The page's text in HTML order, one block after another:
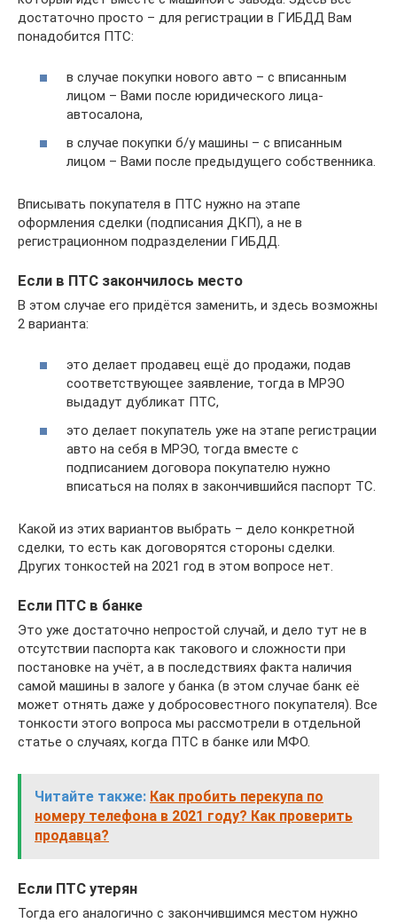
достаточно просто – для регистрации в ГИБДД Вам
понадобится ПТС:
в случае покупки нового авто – с вписанным
лицом – Вами после юридического лица-
автосалона,
в случае покупки б/у машины – с вписанным
лицом – Вами после предыдущего собственника.
Вписывать покупателя в ПТС нужно на этапе
оформления сделки (подписания ДКП), а не в
регистрационном подразделении ГИБДД.
Если в ПТС закончилось место
В этом случае его придётся заменить, и здесь возможны
2 варианта:
это делает продавец ещё до продажи, подав
соответствующее заявление, тогда в МРЭО
выдадут дубликат ПТС,
это делает покупатель уже на этапе регистрации
авто на себя в МРЭО, тогда вместе с
подписанием договора покупателю нужно
вписаться на полях в закончившийся паспорт ТС.
Какой из этих вариантов выбрать – дело конкретной
сделки, то есть как договорятся стороны сделки.
Других тонкостей на 2021 год в этом вопросе нет.
Если ПТС в банке
Это уже достаточно непростой случай, и дело тут не в
отсутствии паспорта как такового и сложности при
постановке на учёт, а в последствиях факта наличия
самой машины в залоге у банка (в этом случае банк её
может отнять даже у добросовестного покупателя). Все
тонкости этого вопроса мы рассмотрели в отдельной
статье о случаях, когда ПТС в банке или МФО.
Читайте также: Как пробить перекупа по
номеру телефона в 2021 году? Как проверить
продавца?
Если ПТС утерян
Тогда его аналогично с закончившимся местом нужно